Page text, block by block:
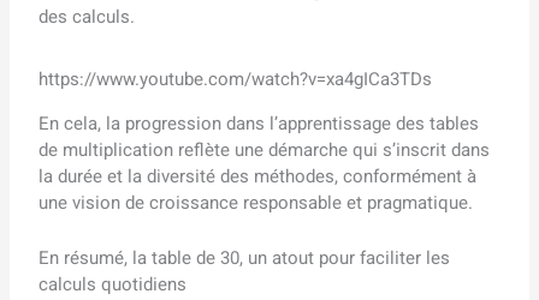
des calculs.
https://www.youtube.com/watch?v=xa4gICa3TDs
En cela, la progression dans l’apprentissage des tables
de multiplication reflète une démarche qui s’inscrit dans
la durée et la diversité des méthodes, conformément à
une vision de croissance responsable et pragmatique.
En résumé, la table de 30, un atout pour faciliter les
calculs quotidiens